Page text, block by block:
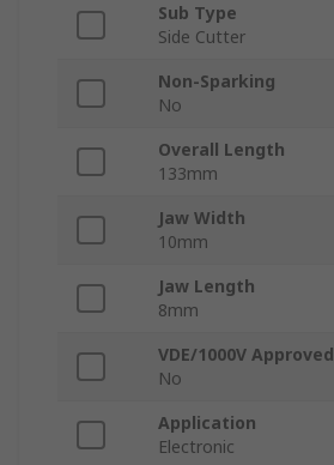
Sub Type
Side Cutter
Non-Sparking
No
Overall Length
133mm
Jaw Width
10mm
Jaw Length
8mm
VDE/1000V Approved
No
Application
Electronic